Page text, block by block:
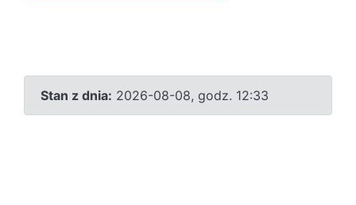
Stan z dnia: 2026-08-08, godz. 12:33